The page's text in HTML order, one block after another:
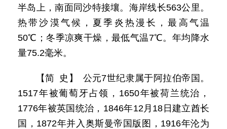
半岛上，南面同沙特接壤。海岸线长563公里。
热带沙漠气候，夏季炎热漫长，最高气温
50℃；冬季凉爽干燥，最低气温7℃。年均降水
量75.2毫米。
【简 史】 公元7世纪隶属于阿拉伯帝国。
1517年被葡萄牙占领，1650年被荷兰统治，
1776年被英国统治，1846年12月18日建立酋长
国，1872年并入奥斯曼帝国版图，1916年沦为